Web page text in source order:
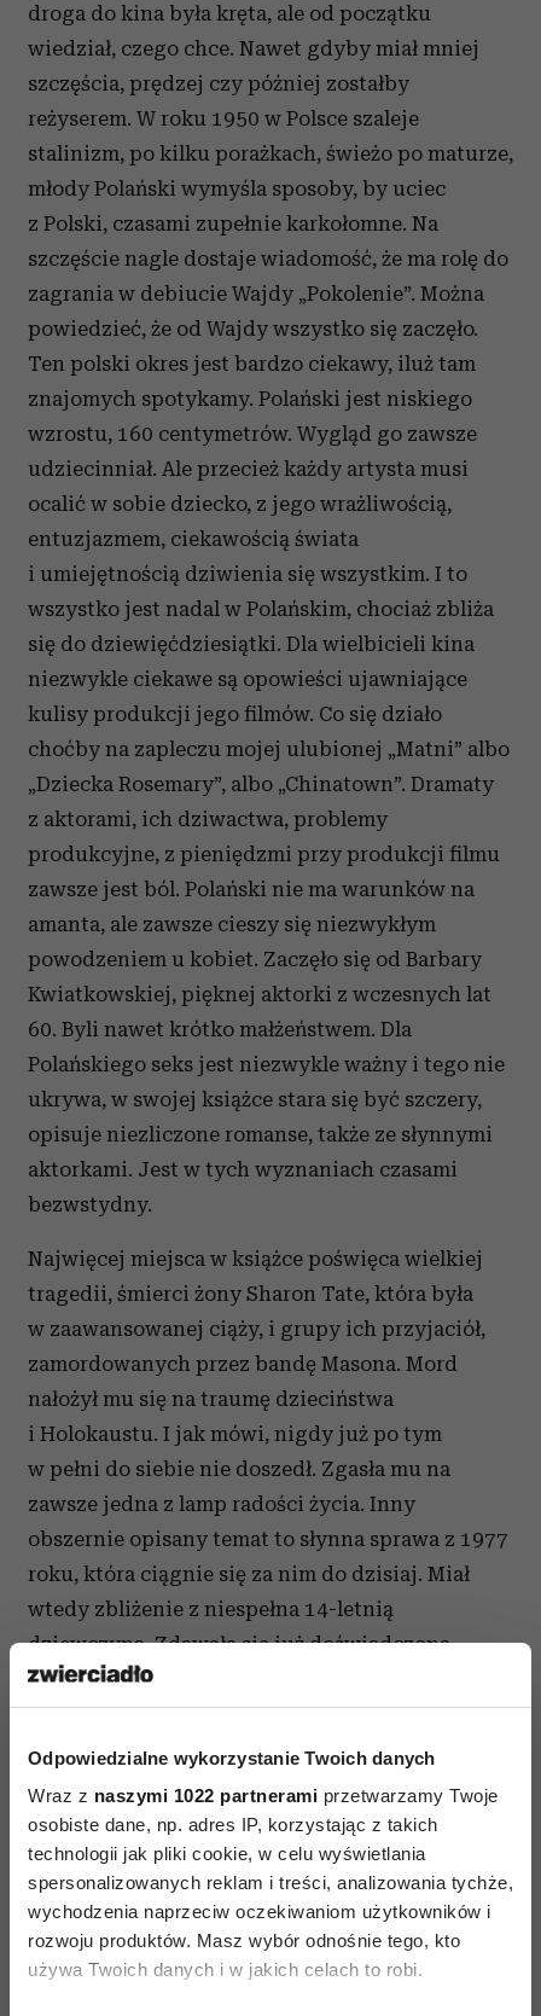
Odpowiedzialne wykorzystanie Twoich danych
Wraz z naszymi 1022 partnerami przetwarzamy Twoje
osobiste dane, np. adres IP, korzystając z takich
technologii jak pliki cookie, w celu wyświetlania
spersonalizowanych reklam i treści, analizowania tychże,
wychodzenia naprzeciw oczekiwaniom użytkowników i
rozwoju produktów. Masz wybór odnośnie tego, kto
używa Twoich danych i w jakich celach to robi.
droga do kina była kręta, ale od początku
wiedział, czego chce. Nawet gdyby miał mniej
szczęścia, prędzej czy później zostałby
reżyserem. W roku 1950 w Polsce szaleje
stalinizm, po kilku porażkach, świeżo po maturze,
młody Polański wymyśla sposoby, by uciec
z Polski, czasami zupełnie karkołomne. Na
szczęście nagle dostaje wiadomość, że ma rolę do
zagrania w debiucie Wajdy „Pokolenie”. Można
powiedzieć, że od Wajdy wszystko się zaczęło.
Ten polski okres jest bardzo ciekawy, iluż tam
znajomych spotykamy. Polański jest niskiego
wzrostu, 160 centymetrów. Wygląd go zawsze
udziecinniał. Ale przecież każdy artysta musi
ocalić w sobie dziecko, z jego wrażliwością,
entuzjazmem, ciekawością świata
i umiejętnością dziwienia się wszystkim. I to
wszystko jest nadal w Polańskim, chociaż zbliża
się do dziewięćdziesiątki. Dla wielbicieli kina
niezwykle ciekawe są opowieści ujawniające
kulisy produkcji jego filmów. Co się działo
choćby na zapleczu mojej ulubionej „Matni” albo
„Dziecka Rosemary”, albo „Chinatown”. Dramaty
z aktorami, ich dziwactwa, problemy
produkcyjne, z pieniędzmi przy produkcji filmu
zawsze jest ból. Polański nie ma warunków na
amanta, ale zawsze cieszy się niezwykłym
powodzeniem u kobiet. Zaczęło się od Barbary
Kwiatkowskiej, pięknej aktorki z wczesnych lat
60. Byli nawet krótko małżeństwem. Dla
Polańskiego seks jest niezwykle ważny i tego nie
ukrywa, w swojej książce stara się być szczery,
opisuje niezliczone romanse, także ze słynnymi
aktorkami. Jest w tych wyznaniach czasami
bezwstydny.
Najwięcej miejsca w książce poświęca wielkiej
tragedii, śmierci żony Sharon Tate, która była
w zaawansowanej ciąży, i grupy ich przyjaciół,
zamordowanych przez bandę Masona. Mord
nałożył mu się na traumę dzieciństwa
i Holokaustu. I jak mówi, nigdy już po tym
w pełni do siebie nie doszedł. Zgasła mu na
zawsze jedna z lamp radości życia. Inny
obszernie opisany temat to słynna sprawa z 1977
roku, która ciągnie się za nim do dzisiaj. Miał
wtedy zbliżenie z niespełna 14-letnią
dziewczyną. Zdawała się już doświadczona
seksualnie i możliwe, że cała sprawa została
zaaranżowana przez jej matkę. Ale to, co zrobił,
było niemoralne i głupie. Zostaje aresztowany.
Zwolniony warunkowo ucieka ze Stanów do
Francji. Pisze: „Z dnia na dzień znalazłem się po
drugiej stronie cienkiej granicy, która dzieli
ludzi na porządnych i na kanalie. Często
przeczuwałem katastrofę, ale nigdy nie przyszło
mi przez głowę, że mógłbym skończyć